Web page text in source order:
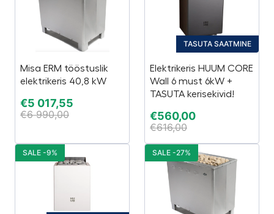
Misa ERM tööstuslik
elektrikeris 40,8 kW
€5 017,55
€6 990,00
TASUTA SAATMINE
Elektrikeris HUUM CORE
Wall 6 must 6kW +
TASUTA kerisekivid!
€560,00
€616,00
SALE -9% SALE -27%